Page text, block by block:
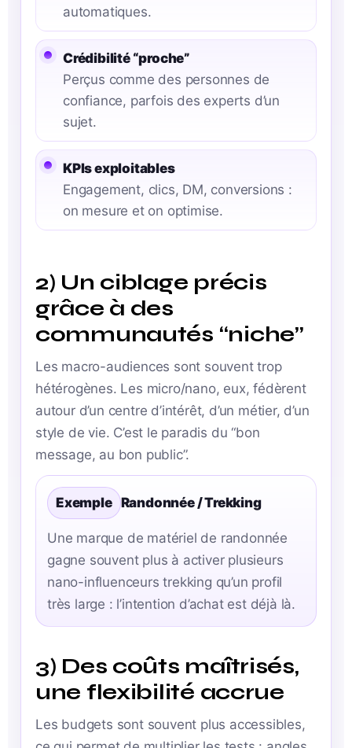
automatiques.
Crédibilité “proche”
Perçus comme des personnes de
confiance, parfois des experts d’un
sujet.
KPIs exploitables
Engagement, clics, DM, conversions :
on mesure et on optimise.
2) Un ciblage précis
grâce à des
communautés “niche”
Les macro-audiences sont souvent trop
hétérogènes. Les micro/nano, eux, fédèrent
autour d’un centre d’intérêt, d’un métier, d’un
style de vie. C’est le paradis du “bon
message, au bon public”.
Exemple Randonnée / Trekking
Une marque de matériel de randonnée
gagne souvent plus à activer plusieurs
nano-influenceurs trekking qu’un profil
très large : l’intention d’achat est déjà là.
3) Des coûts maîtrisés,
une flexibilité accrue
Les budgets sont souvent plus accessibles,